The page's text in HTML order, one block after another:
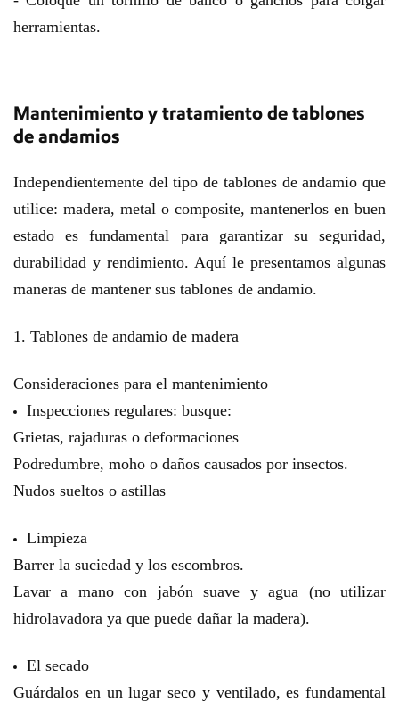
herramientas.
Mantenimiento y tratamiento de tablones
de andamios
Independientemente del tipo de tablones de andamio que
utilice: madera, metal o composite, mantenerlos en buen
estado es fundamental para garantizar su seguridad,
durabilidad y rendimiento. Aquí le presentamos algunas
maneras de mantener sus tablones de andamio.
1. Tablones de andamio de madera
Consideraciones para el mantenimiento
Inspecciones regulares: busque:
Grietas, rajaduras o deformaciones
Podredumbre, moho o daños causados por insectos.
Nudos sueltos o astillas
Limpieza
Barrer la suciedad y los escombros.
Lavar a mano con jabón suave y agua (no utilizar
hidrolavadora ya que puede dañar la madera).
El secado
Guárdalos en un lugar seco y ventilado, es fundamental